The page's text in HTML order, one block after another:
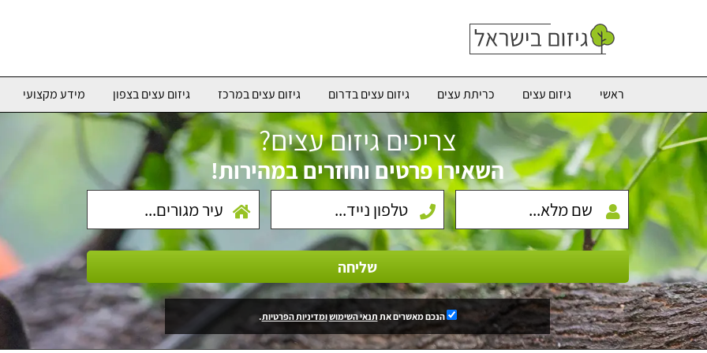
ראשי גיזום עצים כריתת עצים גיזום עצים בדרום גיזום עצים במרכז גיזום עצים בצפון מידע מקצועי
צריכים גיזום עצים?
השאירו פרטים וחוזרים במהירות!
שליחה
הנכם מאשרים את תנאי השימושומדיניות הפרטיות.